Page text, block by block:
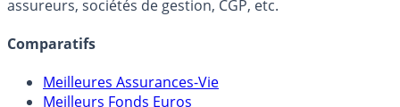
assureurs, sociétés de gestion, CGP, etc.
Comparatifs